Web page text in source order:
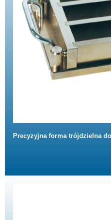
Precyzyjna forma trójdzielna